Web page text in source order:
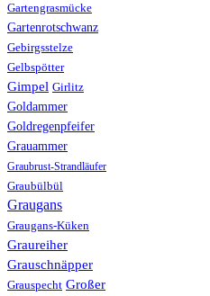
Gartengrasmücke
Gartenrotschwanz
Gebirgsstelze
Gelbspötter
Gimpel Girlitz
Goldammer
Goldregenpfeifer
Grauammer
Graubrust-Strandläufer
Graubülbül
Graugans
Graugans-Küken
Graureiher
Grauschnäpper
Grauspecht Großer